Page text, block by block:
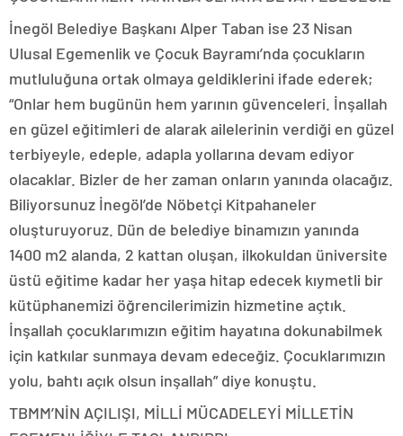
İnegöl Belediye Başkanı Alper Taban ise 23 Nisan
Ulusal Egemenlik ve Çocuk Bayramı’nda çocukların
mutluluğuna ortak olmaya geldiklerini ifade ederek;
“Onlar hem bugünün hem yarının güvenceleri. İnşallah
en güzel eğitimleri de alarak ailelerinin verdiği en güzel
terbiyeyle, edeple, adapla yollarına devam ediyor
olacaklar. Bizler de her zaman onların yanında olacağız.
Biliyorsunuz İnegöl’de Nöbetçi Kitpahaneler
oluşturuyoruz. Dün de belediye binamızın yanında
1400 m2 alanda, 2 kattan oluşan, ilkokuldan üniversite
üstü eğitime kadar her yaşa hitap edecek kıymetli bir
kütüphanemizi öğrencilerimizin hizmetine açtık.
İnşallah çocuklarımızın eğitim hayatına dokunabilmek
için katkılar sunmaya devam edeceğiz. Çocuklarımızın
yolu, bahtı açık olsun inşallah” diye konuştu.
TBMM’NİN AÇILIŞI, MİLLİ MÜCADELEYİ MİLLETİN